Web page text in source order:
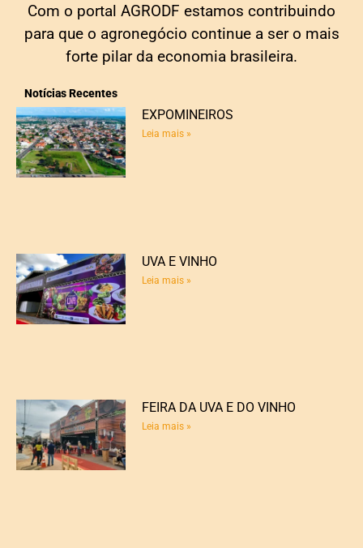
Com o portal AGRODF estamos contribuindo
para que o agronegócio continue a ser o mais
forte pilar da economia brasileira.
Notícias Recentes
EXPOMINEIROS
Leia mais »
UVA E VINHO
Leia mais »
FEIRA DA UVA E DO VINHO
Leia mais »